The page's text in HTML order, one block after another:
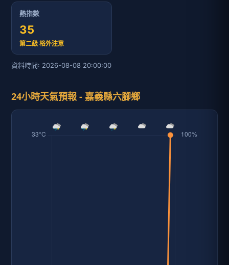
熱指數
35
第二級 格外注意
資料時間: 2026-08-08 20:00:00
24小時天氣預報 - 嘉義縣六腳鄉